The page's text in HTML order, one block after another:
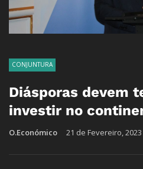
CONJUNTURA
Diásporas devem
investir no
O.Económico 21 de Fevereiro, 2023